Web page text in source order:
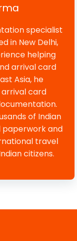
specialist
in New Delhi,
helping
arrival card
Asia, he
arrival card
of Indian
and
travel
citizens.